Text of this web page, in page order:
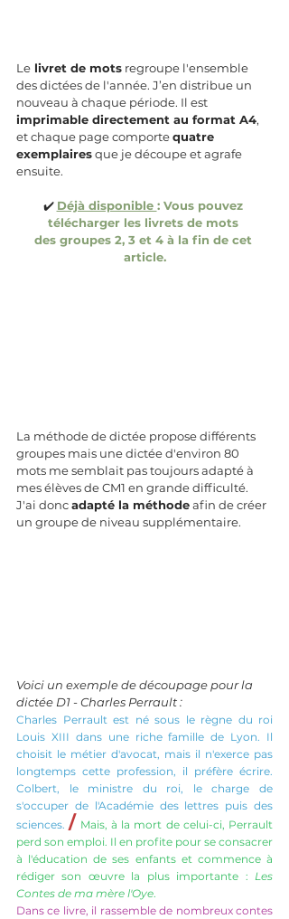
Le livret de mots regroupe l'ensemble
des dictées de l'année. J’en distribue un
nouveau à chaque période. Il est
imprimable directement au format A4,
et chaque page comporte quatre
exemplaires que je découpe et agrafe
ensuite.
✔️ Déjà disponible : Vous pouvez
télécharger les livrets de mots
des groupes 2, 3 et 4 à la fin de cet
article.
La méthode de dictée propose différents
groupes mais une dictée d'environ 80
mots me semblait pas toujours adapté à
mes élèves de CM1 en grande difficulté.
J'ai donc adapté la méthode afin de créer
un groupe de niveau supplémentaire.
Voici un exemple de découpage pour la
dictée D1 - Charles Perrault :
Charles Perrault est né sous le règne du roi
Louis XIII dans une riche famille de Lyon. Il
choisit le métier d'avocat, mais il n'exerce pas
longtemps cette profession, il préfère écrire.
Colbert, le ministre du roi, le charge de
s'occuper de l'Académie des lettres puis des
sciences. / Mais, à la mort de celui-ci, Perrault
perd son emploi. Il en profite pour se consacrer
à l'éducation de ses enfants et commence à
rédiger son œuvre la plus importante : Les
Contes de ma mère l'Oye.
Dans ce livre, il rassemble de nombreux contes